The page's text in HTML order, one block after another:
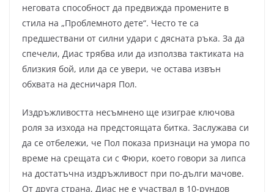
неговата способност да предвижда промените в
стила на „Проблемното дете“. Често те са
предшествани от силни удари с дясната ръка. За да
спечели, Диас трябва или да използва тактиката на
близкия бой, или да се увери, че остава извън
обхвата на десничаря Пол.
Издръжливостта несъмнено ще изиграе ключова
роля за изхода на предстоящата битка. Заслужава си
да се отбележи, че Пол показа признаци на умора по
време на срещата си с Фюри, което говори за липса
на достатъчна издръжливост при по-дълги мачове.
От друга страна, Диас не е участвал в 10-рундов